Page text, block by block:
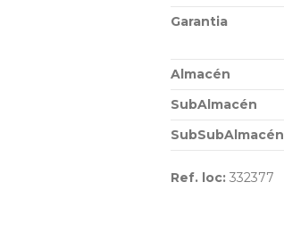
Garantia
Almacén
SubAlmacén
SubSubAlmacén
Ref. loc: 332377